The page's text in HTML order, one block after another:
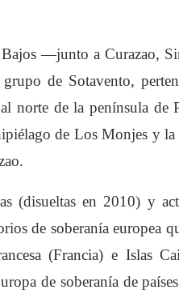
—junto a Curazao,
de Sotavento,
norte de la península de
de Los Monjes y
(disueltas en 2010) y
de soberanía europea
(Francia) e Islas
de soberanía de